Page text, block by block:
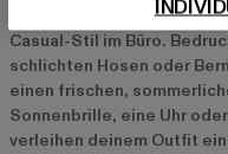
geschnittenen Jeans
Casual-Stil im Büro.
schlichten Hosen oder
einen frischen,
Sonnenbrille, eine Uhr
verleihen deinem Outfit